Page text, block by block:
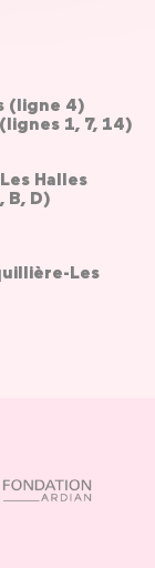
(ligne 4)
1, 7, 14)
Halles
B, D)
Les